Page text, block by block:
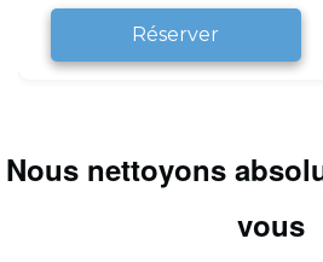
Réserver
Nous nettoyons
vous